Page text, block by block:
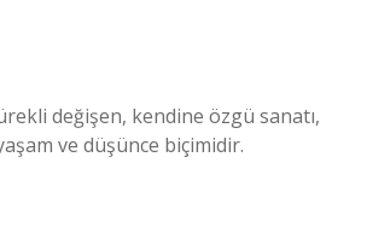
değişen, kendine özgü sanatı,
ve düşünce biçimidir.